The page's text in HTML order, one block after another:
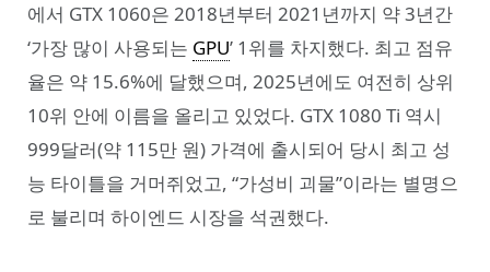
에서 GTX 1060은 2018년부터 2021년까지 약 3년간
‘가장 많이 사용되는 GPU’ 1위를 차지했다. 최고 점유
율은 약 15.6%에 달했으며, 2025년에도 여전히 상위
10위 안에 이름을 올리고 있었다. GTX 1080 Ti 역시
999달러(약 115만 원) 가격에 출시되어 당시 최고 성
능 타이틀을 거머쥐었고, “가성비 괴물”이라는 별명으
로 불리며 하이엔드 시장을 석권했다.